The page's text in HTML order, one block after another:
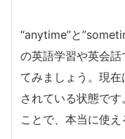
“anytime”と
の英語学習や英会話
てみましょう。現
されている状態で
ことで、本当に使え